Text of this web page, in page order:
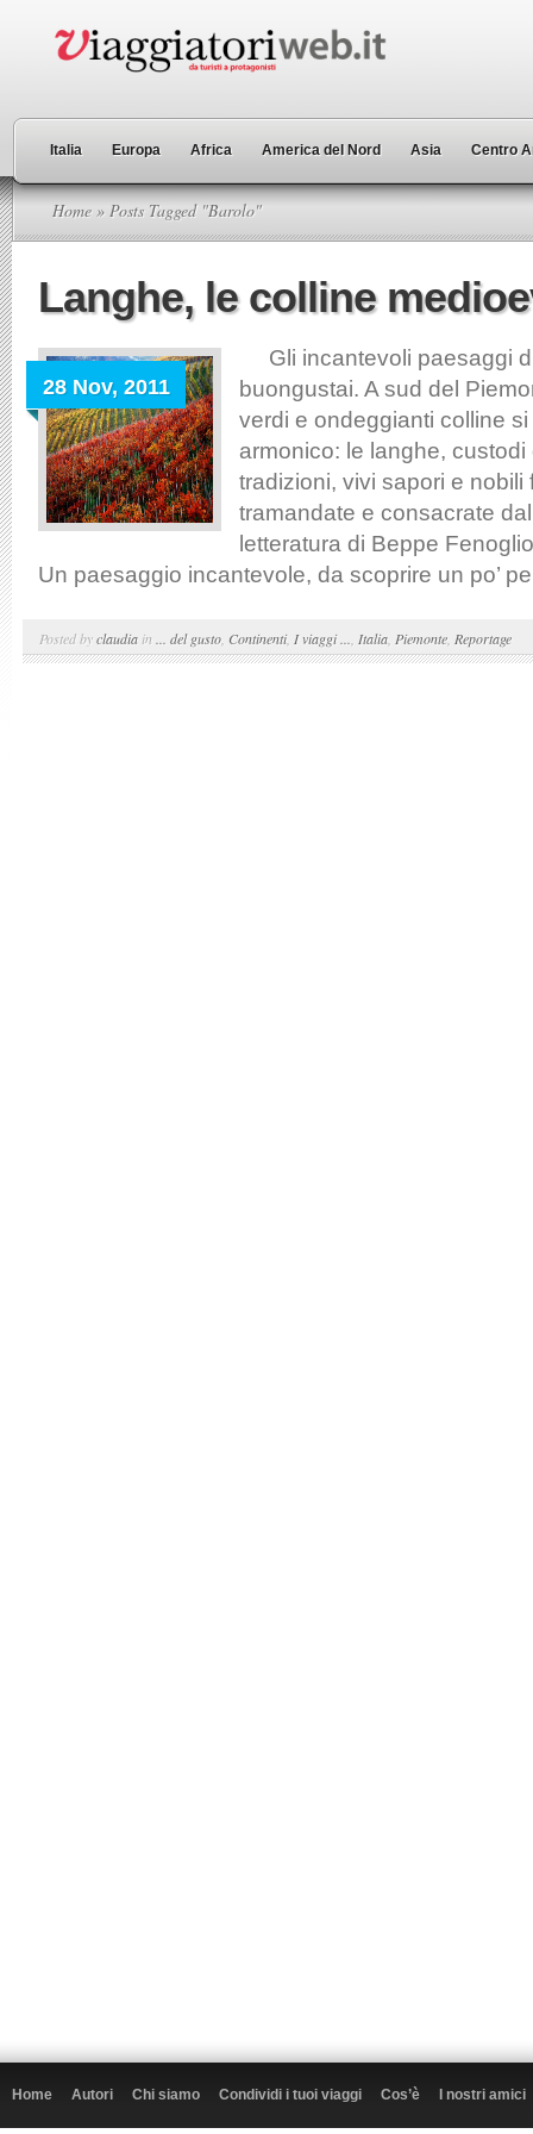
Italia Europa Africa America del Nord Asia Centro
Home » Posts Tagged "Barolo"
Langhe, le colline
28 Nov, 2011
Gli incantevoli paesaggi
buongustai. A sud del
verdi e ondeggianti colline
armonico: le langhe, custodi
tradizioni, vivi sapori e nobili
tramandate e consacrate
letteratura di Beppe
Un paesaggio incantevole, da scoprire un po’
Posted byclaudia in ... del gusto Continenti, I viaggi ... Italia Piemonte Reportage
Home Autori Chi siamo Condividi i tuoi viaggi Cos’è I nostri amici